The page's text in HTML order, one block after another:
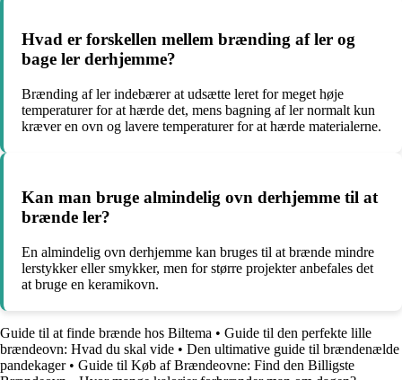
Hvad er forskellen mellem brænding af ler og
bage ler derhjemme?
Brænding af ler indebærer at udsætte leret for meget høje
temperaturer for at hærde det, mens bagning af ler normalt kun
kræver en ovn og lavere temperaturer for at hærde materialerne.
Kan man bruge almindelig ovn derhjemme til at
brænde ler?
En almindelig ovn derhjemme kan bruges til at brænde mindre
lerstykker eller smykker, men for større projekter anbefales det
at bruge en keramikovn.
Guide til at finde brænde hos Biltema • Guide til den perfekte lille
brændeovn: Hvad du skal vide • Den ultimative guide til brændenælde
pandekager• Guide til Køb af Brændeovne: Find den Billigste